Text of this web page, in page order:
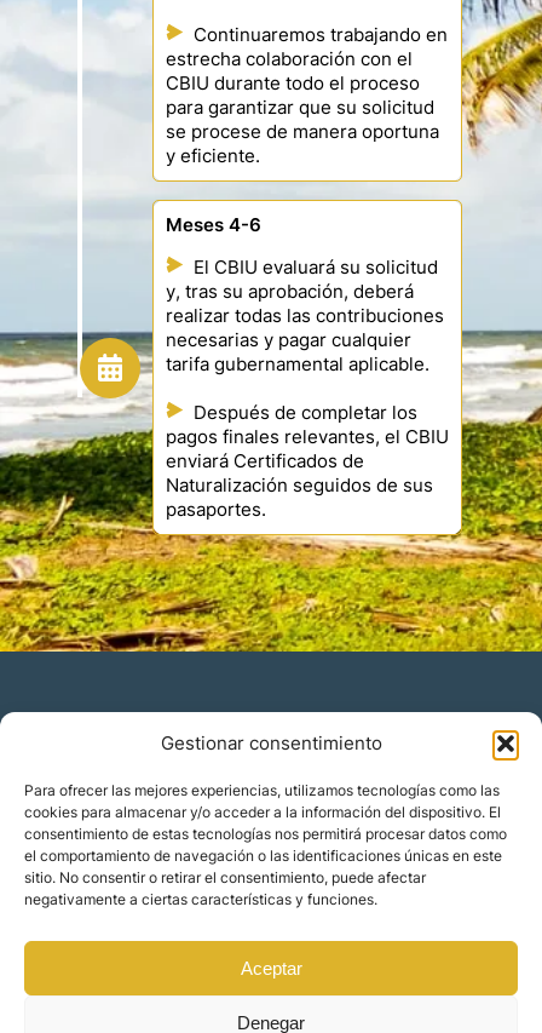
Gestionar consentimiento
Para ofrecer las mejores experiencias, utilizamos tecnologías como las
cookies para almacenar y/o acceder a la información del dispositivo. El
consentimiento de estas tecnologías nos permitirá procesar datos como
el comportamiento de navegación o las identificaciones únicas en este
sitio. No consentir o retirar el consentimiento, puede afectar
negativamente a ciertas características y funciones.
Aceptar
Denegar
Continuaremos trabajando en
estrecha colaboración con el
CBIU durante todo el proceso
para garantizar que su solicitud
se procese de manera oportuna
y eficiente.
Meses 4-6
El CBIU evaluará su solicitud
y, tras su aprobación, deberá
realizar todas las contribuciones
necesarias y pagar cualquier
tarifa gubernamental aplicable.
Después de completar los
pagos finales relevantes, el CBIU
enviará Certificados de
Naturalización seguidos de sus
pasaportes.
Residencia y ciudadanía
Migración corporativa
Nómadas digitales
Colabora con nosotros
Quiénes somos
Contacto
Localizaciones
Orience | © 2025 Todos los derechos reservados